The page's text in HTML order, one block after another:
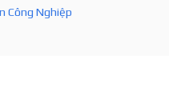
Công Nghiệp